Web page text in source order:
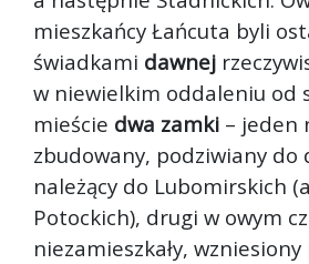
mieszkańcy Łańcuta byli
świadkami dawnej
w niewielkim oddaleniu od
mieście dwa zamki – jeden
zbudowany, podziwiany do
należący do Lubomirskich
Potockich), drugi w owym
niezamieszkały, wzniesiony